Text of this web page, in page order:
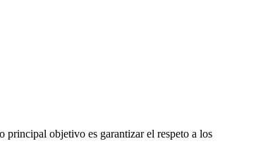
principal objetivo es garantizar el respeto a los